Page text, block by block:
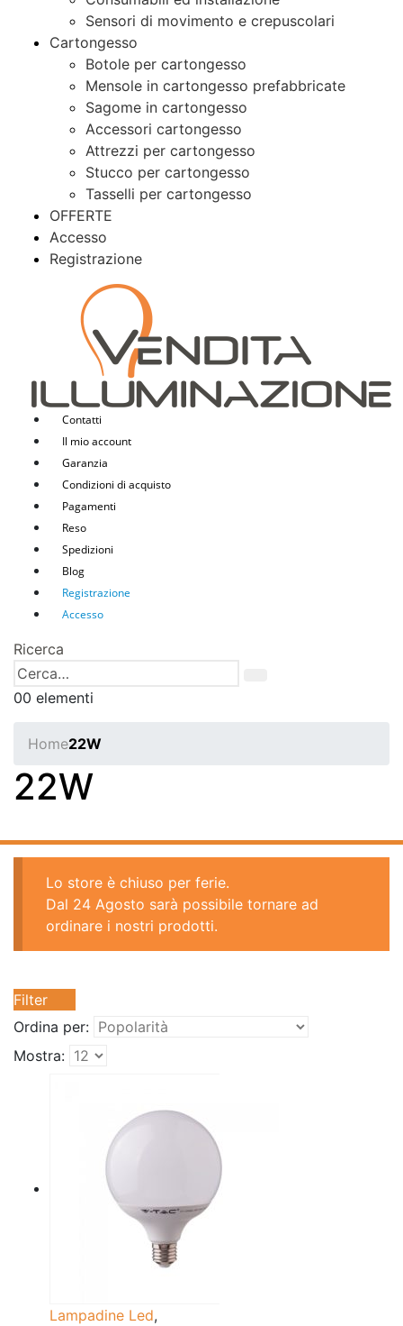
Sensori di movimento e crepuscolari
Cartongesso
Botole per cartongesso
Mensole in cartongesso prefabbricate
Sagome in cartongesso
Accessori cartongesso
Attrezzi per cartongesso
Stucco per cartongesso
Tasselli per cartongesso
OFFERTE
Accesso
Registrazione
Contatti
Il mio account
Garanzia
Condizioni di acquisto
Pagamenti
Reso
Spedizioni
Blog
Registrazione
Accesso
Ricerca
00 elementi
Home22W
22W
Lo store è chiuso per ferie.
Dal 24 Agosto sarà possibile tornare ad
ordinare i nostri prodotti.
Filter
Ordina per:
Mostra:
Lampadine Led,